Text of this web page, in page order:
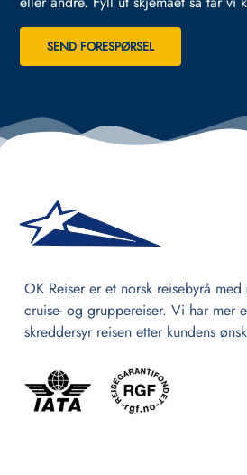
SEND FORESPØRSEL
OK Reiser er et norsk reisebyrå med
cruise- og gruppereiser. Vi har mer
skreddersyr reisen etter kundens